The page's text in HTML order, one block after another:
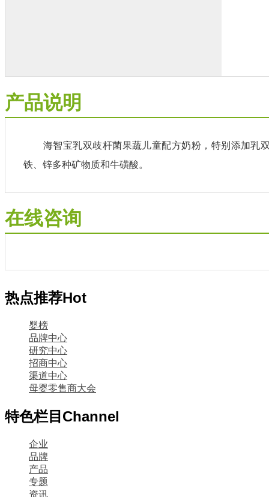
产品说明
海智宝乳双歧杆菌果蔬儿童配方奶粉，特别添加乳双
铁、锌多种矿物质和牛磺酸。
在线咨询
热点推荐Hot
婴榜
品牌中心
研究中心
招商中心
渠道中心
母婴零售商大会
特色栏目 Channel
企业
品牌
产品
专题
资讯